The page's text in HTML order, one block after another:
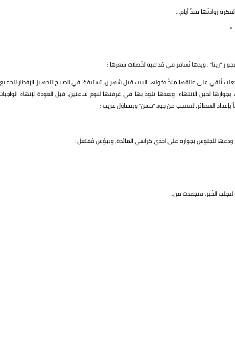
روادتُها منذُ أيام...
"ريتا" ، ويدها تُسافر في مُداعبة لخُصلات شعرها :
جعلت تُلقي على عاتقها منذُ دخولها البيت قبل شهران، تستيقظ في الصباح لتجهيز الإفطار
لحين الانتهاء، وبعدها تلوذ بها في غرفتها لنوم ساعتين، قبل العودة لإنهاء
بإعداد الشطائر، لتتعجب من جود "حسن" وبتساؤل غريب :
ودعها للجلوس بجواره على احدي كراسي المائدة، وببؤس مُفتعل :
الخُبز، فتجمدت من..